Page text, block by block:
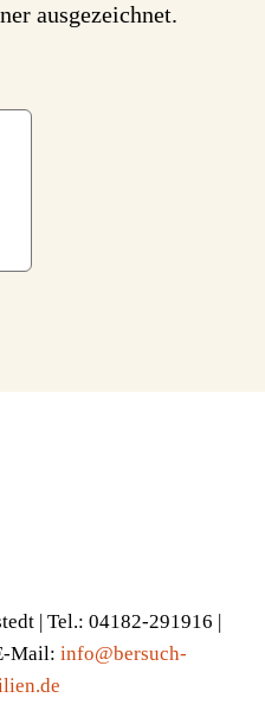
ausgezeichnet.
| Tel.: 04182-291916 |
Mail: info@bersuch-